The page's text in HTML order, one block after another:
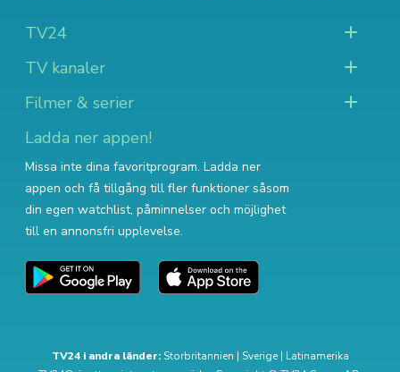
TV24
TV kanaler
Filmer & serier
Ladda ner appen!
Missa inte dina favoritprogram. Ladda ner
appen och få tillgång till fler funktioner såsom
din egen watchlist, påminnelser och möjlighet
till en annonsfri upplevelse.
TV24 i andra länder: Storbritannien | Sverige| Latinamerika